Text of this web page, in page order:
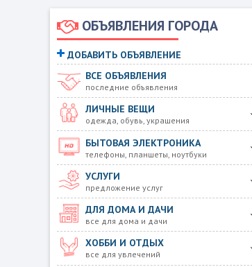
ОБЪЯВЛЕНИЯ ГОРОДА
ДОБАВИТЬ ОБЪЯВЛЕНИЕ
ВСЕ ОБЪЯВЛЕНИЯ
последние объявления
ЛИЧНЫЕ ВЕЩИ
одежда, обувь, украшения
БЫТОВАЯ ЭЛЕКТРОНИКА
телефоны, планшеты, ноутбуки
УСЛУГИ
предложение услуг
ДЛЯ ДОМА И ДАЧИ
все для дома и дачи
ХОББИ И ОТДЫХ
все для увлечений